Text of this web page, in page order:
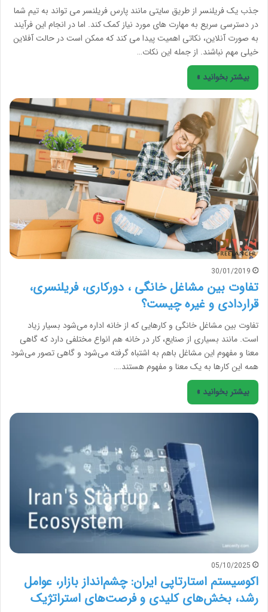
جذب یک فریلنسر از طریق سایتی مانند پارس فریلنسر می تواند به تیم شما
در دسترسی سریع به مهارت های مورد نیاز کمک کند. اما در انجام این فرآیند
به صورت آنلاین، نکاتی اهمیت پیدا می کند که ممکن است در حالت آفلاین
خیلی مهم نباشند. از جمله این نکات…
بیشتر بخوانید »
30/01/2019
تفاوت بین مشاغل خانگی ، دورکاری، فریلنسری،
قراردادی و غیره چیست؟
تفاوت بین مشاغل خانگی و کارهایی که از خانه اداره می‌شود بسیار زیاد
است. مانند بسیاری از صنایع، کار در خانه هم انواع مختلفی دارد که گاهی
معنا و مفهوم این مشاغل باهم به اشتباه گرفته می‌شود و گاهی تصور می‌شود
همه این کارها به یک معنا و مفهوم هستند.…
بیشتر بخوانید »
05/10/2025
اکوسیستم استارتاپی ایران: چشم‌انداز بازار، عوامل
رشد، بخش‌های کلیدی و فرصت‌های استراتژیک